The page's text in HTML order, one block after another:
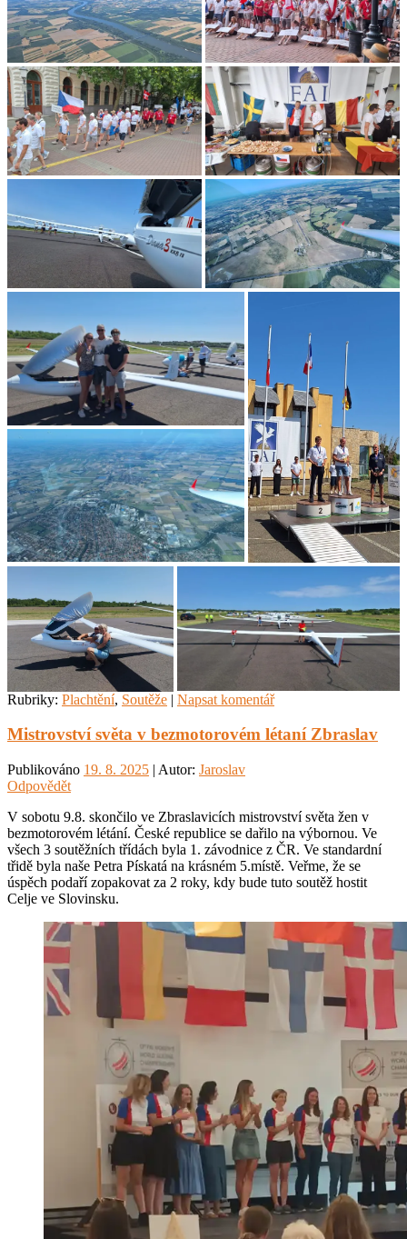
Rubriky: Plachtění, Soutěže | Napsat komentář
Mistrovství světa v bezmotorovém létaní Zbraslav
Publikováno 19. 8. 2025 | Autor: Jaroslav
Odpovědět
V sobotu 9.8. skončilo ve Zbraslavicích mistrovství světa žen v
bezmotorovém létání. České republice se dařilo na výbornou. Ve
všech 3 soutěžních třídách byla 1. závodnice z ČR. Ve standardní
třidě byla naše Petra Pískatá na krásném 5.místě. Veřme, že se
úspěch podaří zopakovat za 2 roky, kdy bude tuto soutěž hostit
Celje ve Slovinsku.